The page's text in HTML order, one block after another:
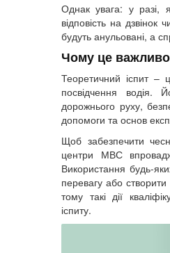
Однак увага: у разі,
відповість на дзвінок
будуть анульовані, а
Чому це
Теоретичний іспит –
посвідчення водія.
дорожнього руху,
допомоги та основ
Щоб забезпечити
центри МВС
Використання будь-
перевагу або
тому такі дії
іспиту.